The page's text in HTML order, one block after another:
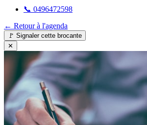
📞 0496472598
← Retour à l'agenda
🚩 Signaler cette brocante
✕